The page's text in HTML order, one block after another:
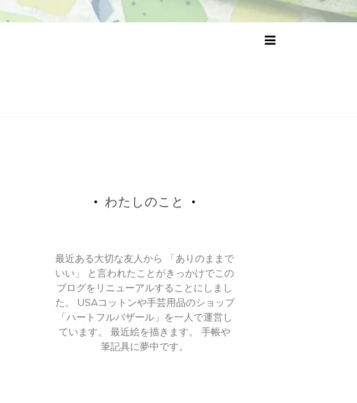
わたしのこと
最近ある大切な友人から 「ありのままで
いい」 と言われたことがきっかけでこの
ブログをリニューアルすることにしまし
た。 USAコットンや手芸用品のショップ
「ハートフルバザール」を一人で運営し
ています。 最近絵を描きます。 手帳や
筆記具に夢中です。